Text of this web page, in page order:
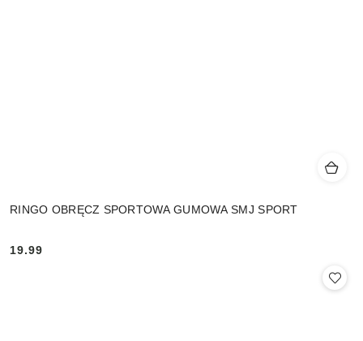
RINGO OBRĘCZ SPORTOWA GUMOWA SMJ SPORT
Cena:
19.99